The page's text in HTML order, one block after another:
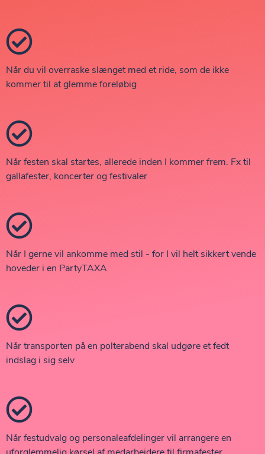
Når du vil overraske slænget med et ride, som de ikke
kommer til at glemme foreløbig
Når festen skal startes, allerede inden I kommer frem. Fx til
gallafester, koncerter og festivaler
Når I gerne vil ankomme med stil - for I vil helt sikkert vende
hoveder i en PartyTAXA
Når transporten på en polterabend skal udgøre et fedt
indslag i sig selv
Når festudvalg og personaleafdelinger vil arrangere en